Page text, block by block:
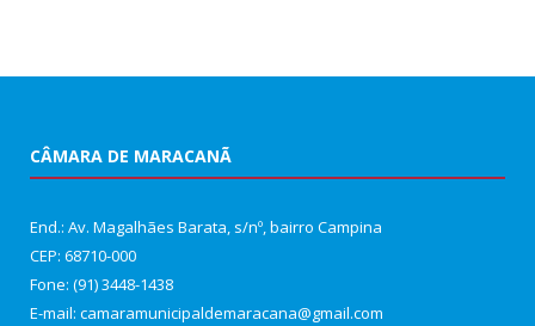
CÂMARA DE MARACANÃ
End.: Av. Magalhães Barata, s/nº, bairro Campina
CEP: 68710-000
Fone: (91) 3448-1438
E-mail: camaramunicipaldemaracana@gmail.com